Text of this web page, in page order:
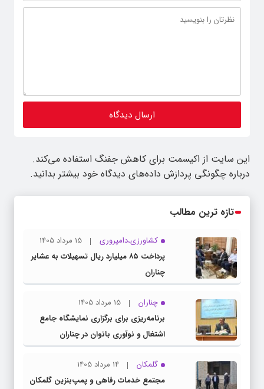
این سایت از اکیسمت برای کاهش جفنگ استفاده می‌کند.
درباره چگونگی پردازش داده‌های دیدگاه خود بیشتر بدانید.
تازه ترین مطالب
کشاورزی،دامپروری
15 مرداد 1405
پرداخت ۸۵ میلیارد ریال تسهیلات به عشایر
چناران
چناران
15 مرداد 1405
برنامه‌ریزی برای برگزاری نمایشگاه جامع
اشتغال و نوآوری بانوان در چناران
گلمکان
14 مرداد 1405
مجتمع خدمات رفاهی و پمپ‌بنزین گلمکان